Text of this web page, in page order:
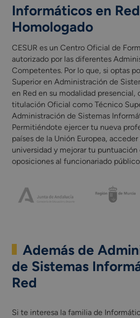
Informáticos en Red
Homologado
CESUR es un Centro Oficial de
autorizado por las diferentes
Competentes. Por lo que, si optas
Superior en Administración de
en Red en su modalidad presencial,
titulación Oficial como Técnico
Administración de Sistemas
Permitiéndote ejercer tu nueva
países de la Unión Europea,
universidad y mejorar tu puntuación
oposiciones al funcionariado
Además de
de Sistemas
Red
Si te interesa la familia de